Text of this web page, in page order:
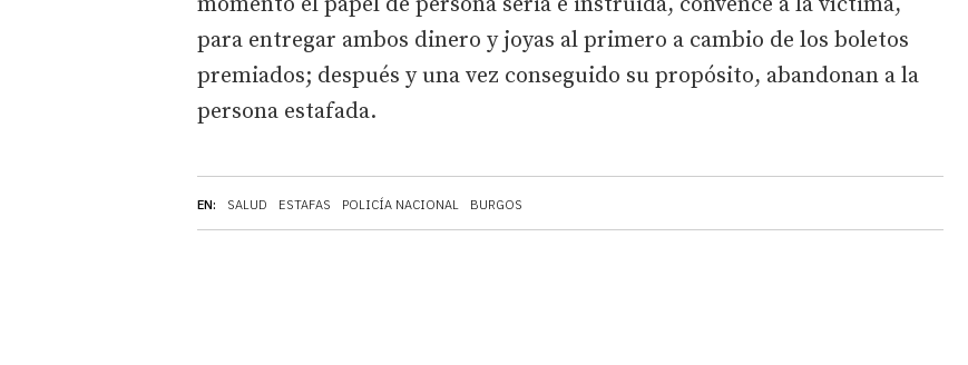
EN: SALUD ESTAFAS POLICÍA NACIONAL BURGOS
para entregar ambos dinero y joyas al primero a cambio de los boletos
premiados; después y una vez conseguido su propósito, abandonan a la
persona estafada.